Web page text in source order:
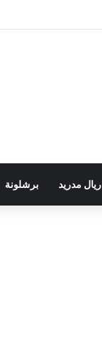
ريال مدريد برشلونة